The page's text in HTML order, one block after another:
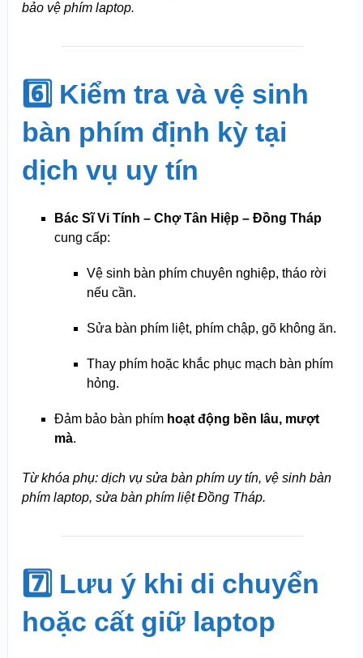
bảo vệ phím laptop.
6️⃣ Kiểm tra và vệ sinh
bàn phím định kỳ tại
dịch vụ uy tín
Bác Sĩ Vi Tính – Chợ Tân Hiệp – Đồng Tháp
cung cấp:
Vệ sinh bàn phím chuyên nghiệp, tháo rời
nếu cần.
Sửa bàn phím liệt, phím chập, gõ không ăn.
Thay phím hoặc khắc phục mạch bàn phím
hỏng.
Đảm bảo bàn phím hoạt động bền lâu, mượt
mà.
Từ khóa phụ: dịch vụ sửa bàn phím uy tín, vệ sinh bàn
phím laptop, sửa bàn phím liệt Đồng Tháp.
7️⃣ Lưu ý khi di chuyển
hoặc cất giữ laptop